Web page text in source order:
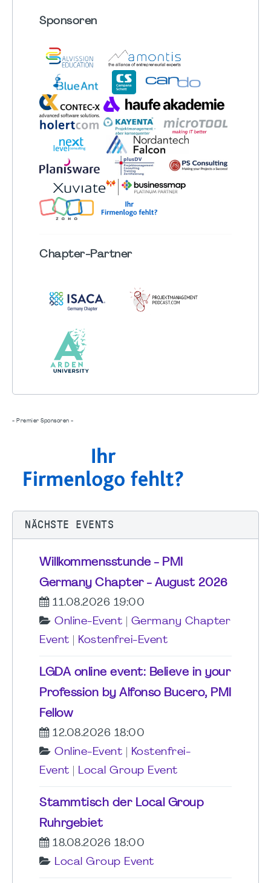
Sponsoren
Chapter-Partner
- Premier Sponsoren -
NÄCHSTE EVENTS
Willkommensstunde - PMI
Germany Chapter - August 2026
11.08.2026 19:00
Online-Event
Germany Chapter
Event
Kostenfrei-Event
LGDA online event: Believe in your
Profession by Alfonso Bucero, PMI
Fellow
12.08.2026 18:00
Online-Event
Kostenfrei-
Event
Local Group Event
Stammtisch der Local Group
Ruhrgebiet
18.08.2026 18:00
Local Group Event